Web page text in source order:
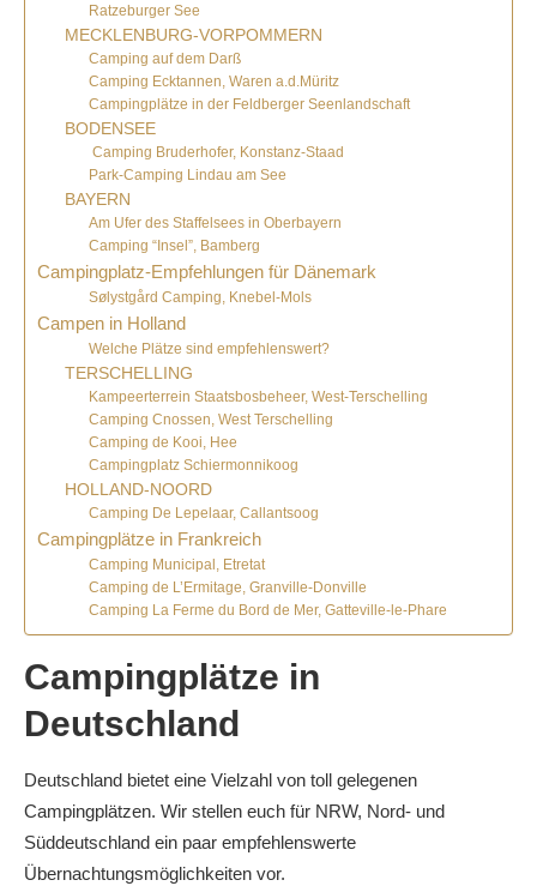
Ratzeburger See
MECKLENBURG-VORPOMMERN
Camping auf dem Darß
Camping Ecktannen, Waren a.d.Müritz
Campingplätze in der Feldberger Seenlandschaft
BODENSEE
Camping Bruderhofer, Konstanz-Staad
Park-Camping Lindau am See
BAYERN
Am Ufer des Staffelsees in Oberbayern
Camping “Insel”, Bamberg
Campingplatz-Empfehlungen für Dänemark
Sølystgård Camping, Knebel-Mols
Campen in Holland
Welche Plätze sind empfehlenswert?
TERSCHELLING
Kampeerterrein Staatsbosbeheer, West-Terschelling
Camping Cnossen, West Terschelling
Camping de Kooi, Hee
Campingplatz Schiermonnikoog
HOLLAND-NOORD
Camping De Lepelaar, Callantsoog
Campingplätze in Frankreich
Camping Municipal, Etretat
Camping de L’Ermitage, Granville-Donville
Camping La Ferme du Bord de Mer, Gatteville-le-Phare
Campingplätze in
Deutschland
Deutschland bietet eine Vielzahl von toll gelegenen
Campingplätzen. Wir stellen euch für NRW, Nord- und
Süddeutschland ein paar empfehlenswerte
Übernachtungsmöglichkeiten vor.